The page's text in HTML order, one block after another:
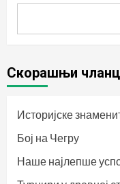
Скорашњи
Историјске
Бој на Чегру
Наше најлепше